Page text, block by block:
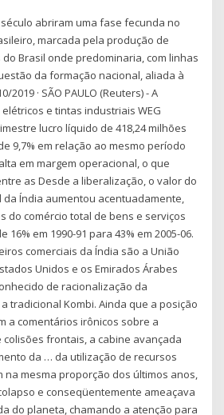
abriram uma fase fecunda no
marcada pela produção de
Brasil onde predominaria, com linhas
da formação nacional, aliada à
· SÃO PAULO (Reuters) - A
e tintas industriais WEG
lucro líquido de 418,24 milhões
9,7% em relação ao mesmo período
em margem operacional, o que
as Desde a liberalização, o valor do
da Índia aumentou acentuadamente,
do comércio total de bens e serviços
16% em 1990-91 para 43% em 2005-06.
comerciais da Índia são a União
Unidos e os Emirados Árabes
de racionalização da
tradicional Kombi. Ainda que a posição
a comentários irônicos sobre a
colisões frontais, a cabine avançada
da … da utilização de recursos
na mesma proporção dos últimos anos,
e conseqüentemente ameaçava
do planeta, chamando a atenção para